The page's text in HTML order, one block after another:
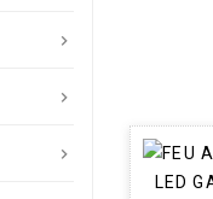




